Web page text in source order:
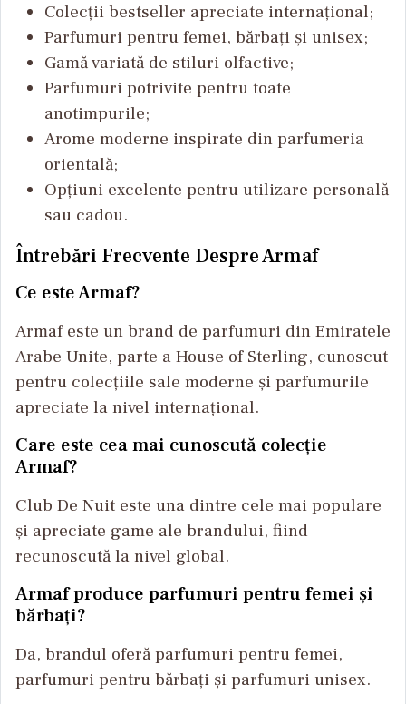
Colecții bestseller apreciate internațional;
Parfumuri pentru femei, bărbați și unisex;
Gamă variată de stiluri olfactive;
Parfumuri potrivite pentru toate
anotimpurile;
Arome moderne inspirate din parfumeria
orientală;
Opțiuni excelente pentru utilizare personală
sau cadou.
Întrebări Frecvente Despre Armaf
Ce este Armaf?
Armaf este un brand de parfumuri din Emiratele
Arabe Unite, parte a House of Sterling, cunoscut
pentru colecțiile sale moderne și parfumurile
apreciate la nivel internațional.
Care este cea mai cunoscută colecție
Armaf?
Club De Nuit este una dintre cele mai populare
și apreciate game ale brandului, fiind
recunoscută la nivel global.
Armaf produce parfumuri pentru femei și
bărbați?
Da, brandul oferă parfumuri pentru femei,
parfumuri pentru bărbați și parfumuri unisex.